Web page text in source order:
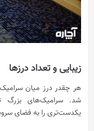
زیبایی و تعداد درزها
هر چقدر درز میان
شد. سرامیک‌های بزرگ
یکدست‌تری را به فضای